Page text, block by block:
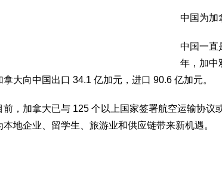
中国为加
中国一直
年，加中
拿大向中国出口 34.1 亿加元，进口 90.6 亿加元。
前，加拿大已与 125 个以上国家签署航空运输协
本地企业、留学生、旅游业和供应链带来新机遇。